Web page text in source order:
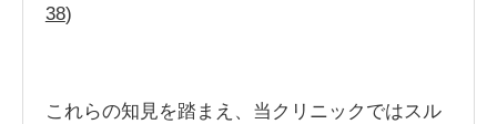
38)
これらの知見を踏まえ、当クリニックではスル